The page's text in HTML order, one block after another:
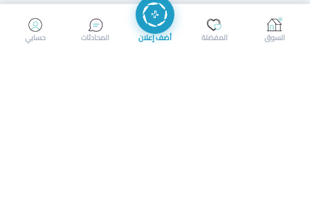
إرسال رسالة إجراء مكالمة
حسابي المحادثات أضف إعلان المفضلة السوق